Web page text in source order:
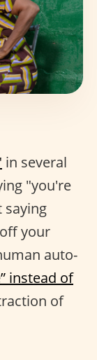
in several
"you're
saying
your
auto-
instead of
of